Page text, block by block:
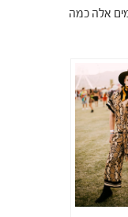
אלה כמה